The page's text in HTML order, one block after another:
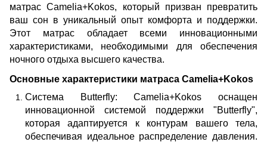
матрас Camelia+Kokos, который призван превратить
ваш сон в уникальный опыт комфорта и поддержки.
Этот матрас обладает всеми инновационными
характеристиками, необходимыми для обеспечения
ночного отдыха высшего качества.
Основные характеристики матраса Camelia+Kokos
Система Butterfly: Camelia+Kokos оснащен
инновационной системой поддержки "Butterfly",
которая адаптируется к контурам вашего тела,
обеспечивая идеальное распределение давления.